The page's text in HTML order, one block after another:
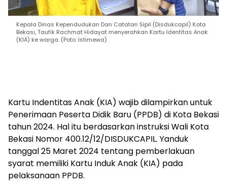
Kepala Dinas Kependudukan Dan Catatan Sipil (Disdukcapil) Kota
Bekasi, Taufik Rachmat Hidayat menyerahkan Kartu Identitas Anak
(KIA) ke warga. (Poto: Istimewa)
Kartu Indentitas Anak (KIA) wajib dilampirkan untuk
Penerimaan Peserta Didik Baru (PPDB) di Kota Bekasi
tahun 2024. Hal itu berdasarkan instruksi Wali Kota
Bekasi Nomor 400.12/12/DISDUKCAPIL. Yanduk
tanggal 25 Maret 2024 tentang pemberlakuan
syarat memiliki Kartu Induk Anak (KIA) pada
pelaksanaan PPDB.